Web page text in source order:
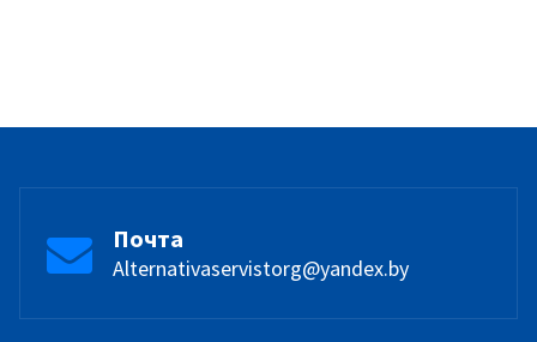
Почта
Alternativaservistorg@yandex.by